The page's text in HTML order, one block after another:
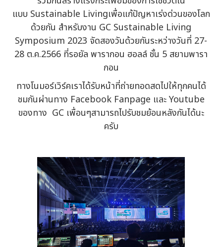
แบบ Sustainable Livingเพื่อแก้ปัญหาเร่งด่วนของโลก
ด้วยกัน สำหรับงาน GC Sustainable Living
Symposium 2023 จัดสองวันด้วยกันระหว่างวันที่ 27-
28 ต.ค.2566 ที่รอยัล พารากอน ฮอลล์ ชั้น 5 สยามพารา
กอน
ทางโนมอร์เวิร์คเราได้รับหน้าที่ถ่ายทอดสดไปให้ทุกคนได้
ชมกันผ่านทาง Facebook Fanpage และ Youtube
ของทาง GC เพื่อนๆสามารถไปรับชมย้อนหลังกันได้นะ
ครับ